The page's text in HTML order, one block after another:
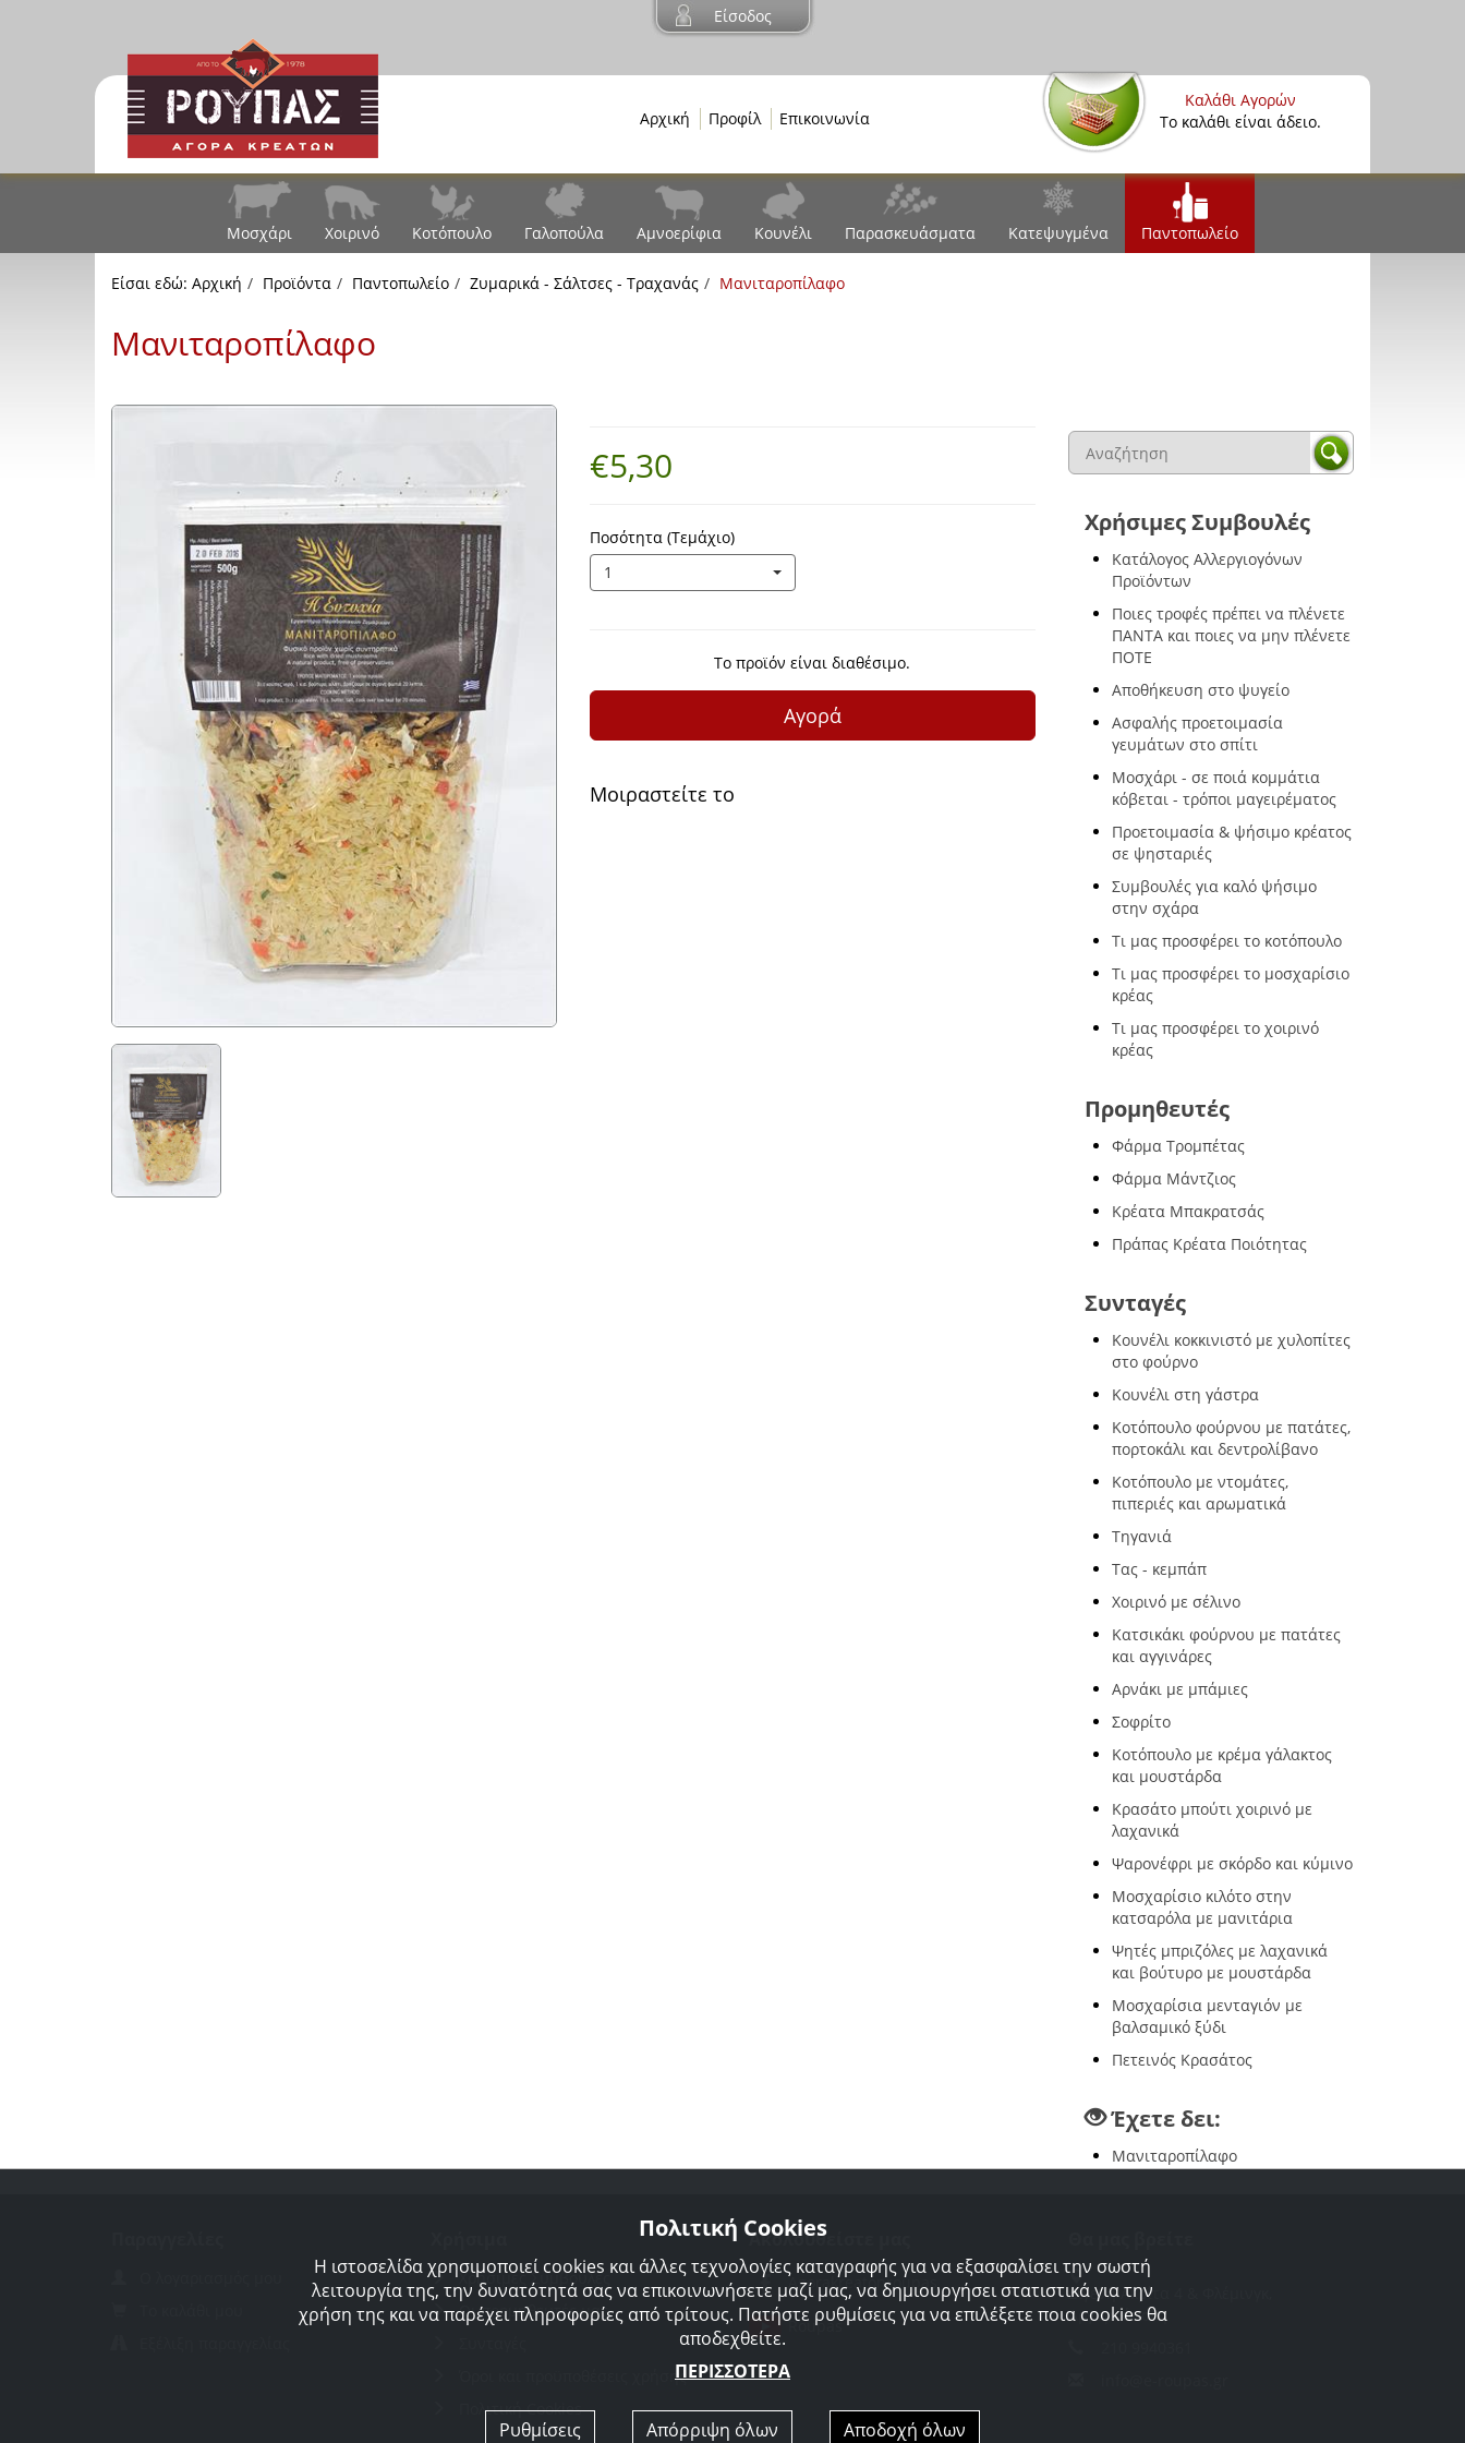
Είσοδος
Αρχική Προφίλ Επικοινωνία
Καλάθι Αγορών
Το καλάθι είναι άδειο.
Μοσχάρι Χοιρινό Κοτόπουλο Γαλοπούλα Αμνοερίφια Κουνέλι Παρασκευάσματα Κατεψυγμένα Παντοπωλείο
Είσαι εδώ: Αρχική Προϊόντα Παντοπωλείο Ζυμαρικά - Σάλτσες - Τραχανάς Μανιταροπίλαφο
Μανιταροπίλαφο
€5,30
Ποσότητα (Τεμάχιο)
1
Το προϊόν είναι διαθέσιμο.
Αγορά
Μοιραστείτε το
Χρήσιμες Συμβουλές
Κατάλογος Αλλεργιογόνων
Προϊόντων
Ποιες τροφές πρέπει να πλένετε
ΠΑΝΤΑ και ποιες να μην πλένετε
ΠΟΤΕ
Αποθήκευση στο ψυγείο
Ασφαλής προετοιμασία
γευμάτων στο σπίτι
Μοσχάρι - σε ποιά κομμάτια
κόβεται - τρόποι μαγειρέματος
Προετοιμασία & ψήσιμο κρέατος
σε ψησταριές
Συμβουλές για καλό ψήσιμο
στην σχάρα
Τι μας προσφέρει το κοτόπουλο
Τι μας προσφέρει το μοσχαρίσιο
κρέας
Τι μας προσφέρει το χοιρινό
κρέας
Προμηθευτές
Φάρμα Τρομπέτας
Φάρμα Μάντζιος
Κρέατα Μπακρατσάς
Πράπας Κρέατα Ποιότητας
Συνταγές
Κουνέλι κοκκινιστό με χυλοπίτες
στο φούρνο
Κουνέλι στη γάστρα
Κοτόπουλο φούρνου με πατάτες,
πορτοκάλι και δεντρολίβανο
Κοτόπουλο με ντομάτες,
πιπεριές και αρωματικά
Τηγανιά
Τας - κεμπάπ
Χοιρινό με σέλινο
Κατσικάκι φούρνου με πατάτες
και αγγινάρες
Αρνάκι με μπάμιες
Σοφρίτο
Κοτόπουλο με κρέμα γάλακτος
και μουστάρδα
Κρασάτο μπούτι χοιρινό με
λαχανικά
Ψαρονέφρι με σκόρδο και κύμινο
Μοσχαρίσιο κιλότο στην
κατσαρόλα με μανιτάρια
Ψητές μπριζόλες με λαχανικά
και βούτυρο με μουστάρδα
Μοσχαρίσια μενταγιόν με
βαλσαμικό ξύδι
Πετεινός Κρασάτος
Έχετε δει:
Μανιταροπίλαφο
Χρήσιμες Συμβουλές
Οι προμηθευτές μας
Όροι και προϋποθέσεις χρήσης
Πολιτική Cookies
Ακολουθείστε μας
Agorakreatonroupas
Roupas
Διγενή Ακρίτα 4 & Φλέμινγκ,
Αργυρούπολη
Πολιτική Cookies
Η ιστοσελίδα χρησιμοποιεί cookies και άλλες τεχνολογίες καταγραφής για να εξασφαλίσει την σωστή
λειτουργία της, την δυνατότητά σας να επικοινωνήσετε μαζί μας, να δημιουργήσει στατιστικά για την
χρήση της και να παρέχει πληροφορίες από τρίτους. Πατήστε ρυθμίσεις για να επιλέξετε ποια cookies θα
αποδεχθείτε.
ΠΕΡΙΣΣΟΤΕΡΑ
Ρυθμίσεις Απόρριψη όλων Αποδοχή όλων